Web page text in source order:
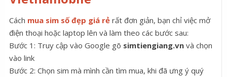
Cách mua sim số đẹp giá rẻ rất đơn giản, bạn chỉ việc mở
điện thoại hoặc laptop lên và làm theo các bước sau:
Bước 1: Truy cập vào Google gõ simtiengiang.vn và chọn
vào link
Bước 2: Chọn sim mà mình cần tìm mua, khi đã ưng ý quý